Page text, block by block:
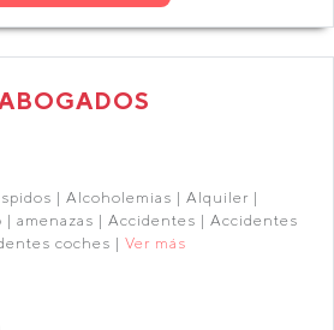
| Alcoholemias | Alquiler |
| amenazas | Accidentes | Accidentes
coches | Ver más